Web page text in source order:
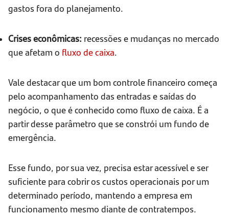
gastos fora do planejamento.
Crises econômicas: recessões e mudanças no mercado
que afetam o fluxo de caixa.
Vale destacar que um bom controle financeiro começa
pelo acompanhamento das entradas e saídas do
negócio, o que é conhecido como fluxo de caixa. É a
partir desse parâmetro que se constrói um fundo de
emergência.
Esse fundo, por sua vez, precisa estar acessível e ser
suficiente para cobrir os custos operacionais por um
determinado período, mantendo a empresa em
funcionamento mesmo diante de contratempos.